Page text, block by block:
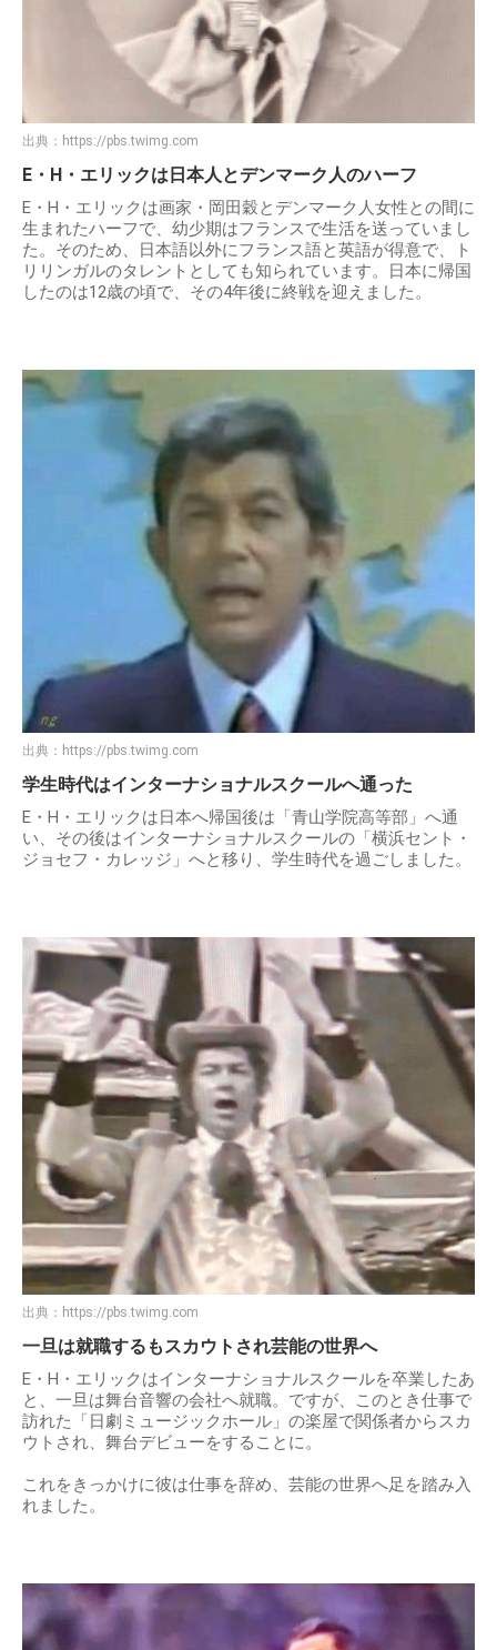
出典： https://pbs.twimg.com
E・H・エリックは日本人とデンマーク人のハーフ
E・H・エリックは画家・岡田穀とデンマーク人女性との間に
生まれたハーフで、幼少期はフランスで生活を送っていまし
た。そのため、日本語以外にフランス語と英語が得意で、ト
リリンガルのタレントとしても知られています。日本に帰国
したのは12歳の頃で、その4年後に終戦を迎えました。
出典： https://pbs.twimg.com
学生時代はインターナショナルスクールへ通った
E・H・エリックは日本へ帰国後は「青山学院高等部」へ通
い、その後はインターナショナルスクールの「横浜セント・
ジョセフ・カレッジ」へと移り、学生時代を過ごしました。
出典： https://pbs.twimg.com
一旦は就職するもスカウトされ芸能の世界へ
E・H・エリックはインターナショナルスクールを卒業したあ
と、一旦は舞台音響の会社へ就職。ですが、このとき仕事で
訪れた「日劇ミュージックホール」の楽屋で関係者からスカ
ウトされ、舞台デビューをすることに。
これをきっかけに彼は仕事を辞め、芸能の世界へ足を踏み入
れました。